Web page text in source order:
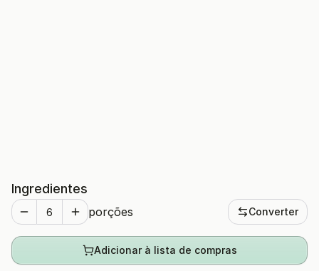
Ingredientes
porções Converter
Adicionar à lista de compras